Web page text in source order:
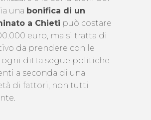
una bonifica di un
a Chieti può costare
euro, ma si tratta di
da prendere con le
ogni ditta segue politiche
a seconda di una
di fattori, non tutti